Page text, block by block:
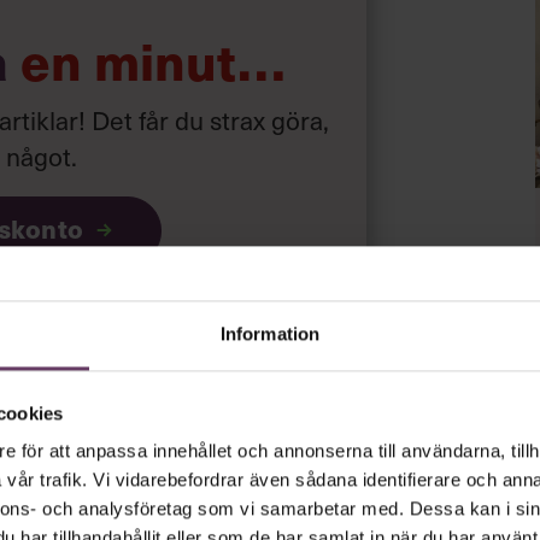
Information
för att anpassa innehållet och annonserna till användarna,
trafik. Vi vidarebefordrar även sådana identifierare och
och analysföretag som vi samarbetar med. Dessa kan i
eller det hon kallar
i en verksamhet, men ännu
hade väntat oss. För det behöver
en rörlighet i tänkandet. En
eller genom att stanna
vrida och vända på det praktiska
språket och miljön vi
är viktigt på riktigt.”
en minut…
Det får du strax göra,
.
gratisochutan tidsbegränsning!
Läs vår integritetspolicy här .